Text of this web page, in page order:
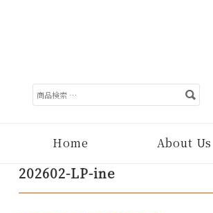
検
索
Home About Us
202602-LP-ine